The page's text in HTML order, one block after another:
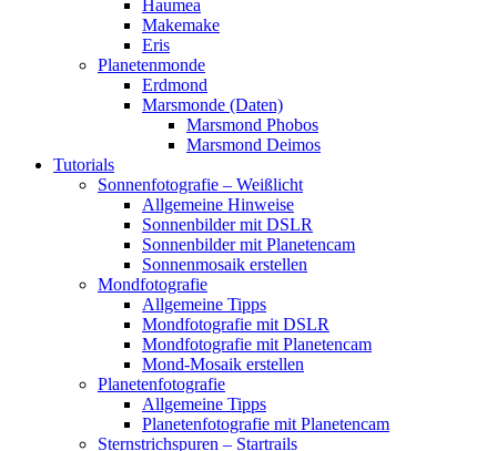
Haumea
Makemake
Eris
Planetenmonde
Erdmond
Marsmonde (Daten)
Marsmond Phobos
Marsmond Deimos
Tutorials
Sonnenfotografie – Weißlicht
Allgemeine Hinweise
Sonnenbilder mit DSLR
Sonnenbilder mit Planetencam
Sonnenmosaik erstellen
Mondfotografie
Allgemeine Tipps
Mondfotografie mit DSLR
Mondfotografie mit Planetencam
Mond-Mosaik erstellen
Planetenfotografie
Allgemeine Tipps
Planetenfotografie mit Planetencam
Sternstrichspuren – Startrails